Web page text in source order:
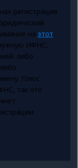
регистрация
на этот
ИФНС,
либо
Плюс
так что